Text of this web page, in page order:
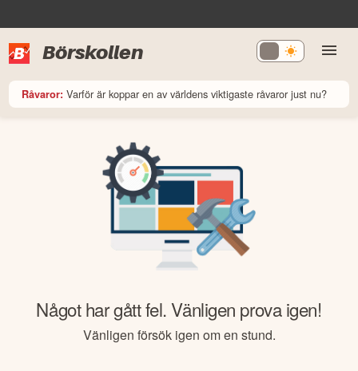
Börskollen
Råvaror: Varför är koppar en av världens viktigaste råvaror just nu?
Något har gått fel. Vänligen prova igen!
Vänligen försök igen om en stund.